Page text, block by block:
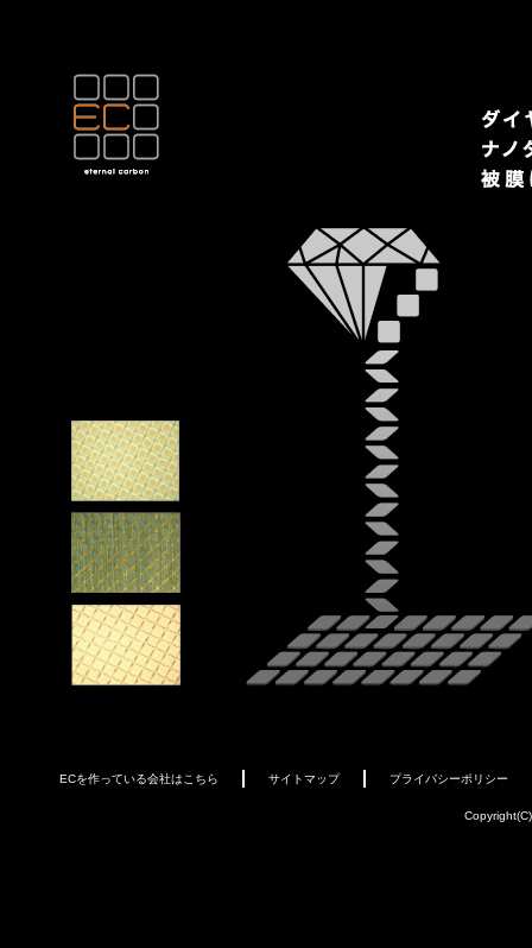
ECを作っている会社はこちら サイトマップ プライバシーポリシー